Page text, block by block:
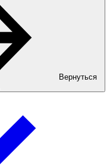
Вернуться